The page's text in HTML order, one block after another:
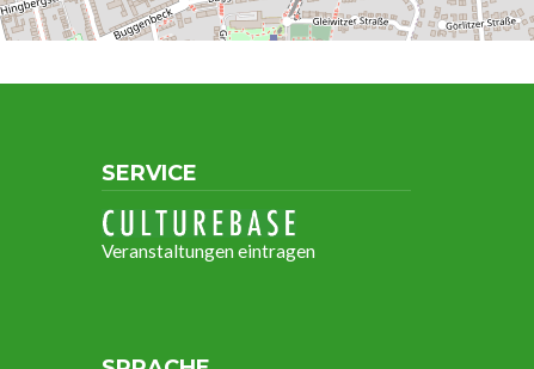
SERVICE
Veranstaltungen eintragen